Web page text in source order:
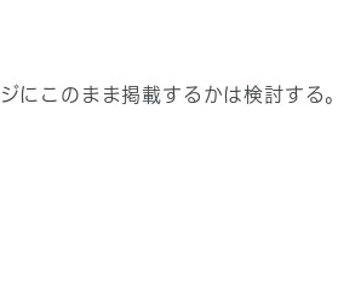
にこのまま掲載するかは検討する。